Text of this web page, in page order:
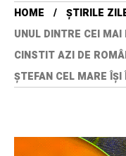
HOME
ȘTIRILE
UNUL DINTRE CEI
CINSTIT AZI DE
ȘTEFAN CEL MARE